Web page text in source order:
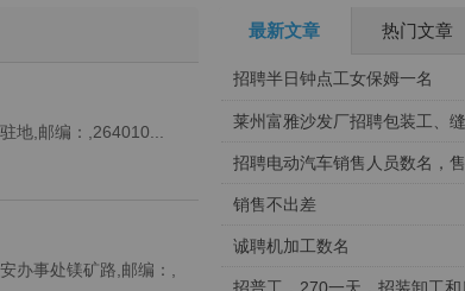
地,邮编：,264010...
办事处镁矿路,邮编：,
最新文章 热门文章
招聘半日钟点工女保姆一名
莱州富雅沙发厂招聘包装工、
招聘电动汽车销售人员数名，
修工数名
销售不出差
诚聘机加工数名